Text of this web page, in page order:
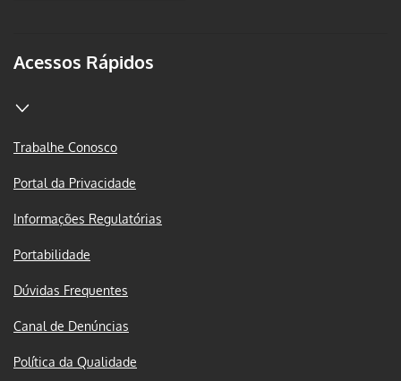
Acessos Rápidos
Trabalhe Conosco
Portal da Privacidade
Informações Regulatórias
Portabilidade
Dúvidas Frequentes
Canal de Denúncias
Política da Qualidade